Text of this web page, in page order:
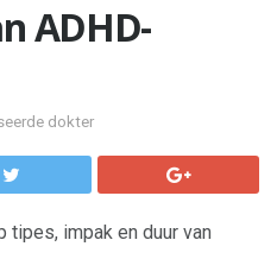
ADHD-
dokter
impak en duur van